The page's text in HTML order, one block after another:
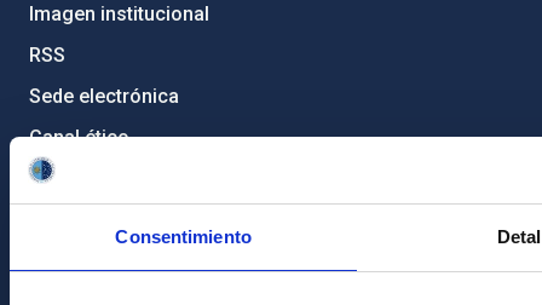
Consentimiento
Imagen institucional
RSS
Sede electrónica
Canal ético
Condolencias Francisco Sánchez
PostFooter > Newsletter link